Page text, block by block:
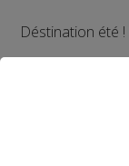
Déstination été
bon choix
entrées pour